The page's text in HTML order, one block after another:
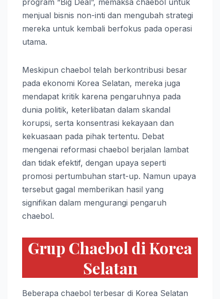
program “Big Deal”, memaksa chaebol untuk
menjual bisnis non-inti dan mengubah strategi
mereka untuk kembali berfokus pada operasi
utama.
Meskipun chaebol telah berkontribusi besar
pada ekonomi Korea Selatan, mereka juga
mendapat kritik karena pengaruhnya pada
dunia politik, keterlibatan dalam skandal
korupsi, serta konsentrasi kekayaan dan
kekuasaan pada pihak tertentu. Debat
mengenai reformasi chaebol berjalan lambat
dan tidak efektif, dengan upaya seperti
promosi pertumbuhan start-up. Namun upaya
tersebut gagal memberikan hasil yang
signifikan dalam mengurangi pengaruh
chaebol.
Grup Chaebol di Korea
Selatan
Beberapa chaebol terbesar di Korea Selatan